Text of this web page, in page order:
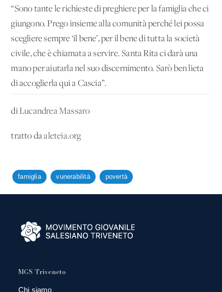
“Sono tante le richieste di preghiere per la famiglia che ci
giungono. Prego insieme alla comunità perché lei possa
scegliere sempre ‘il bene’, per il bene di tutta la società
civile, che è chiamata a servire. Santa Rita ci darà una
mano per aiutarla nel suo discernimento. Sarò ben lieta
di accoglierla qui a Cascia”.
di Lucandrea Massaro
tratto daaleteia.org
famiglia vunerabilità povertà
MGS Triveneto
Chi siamo